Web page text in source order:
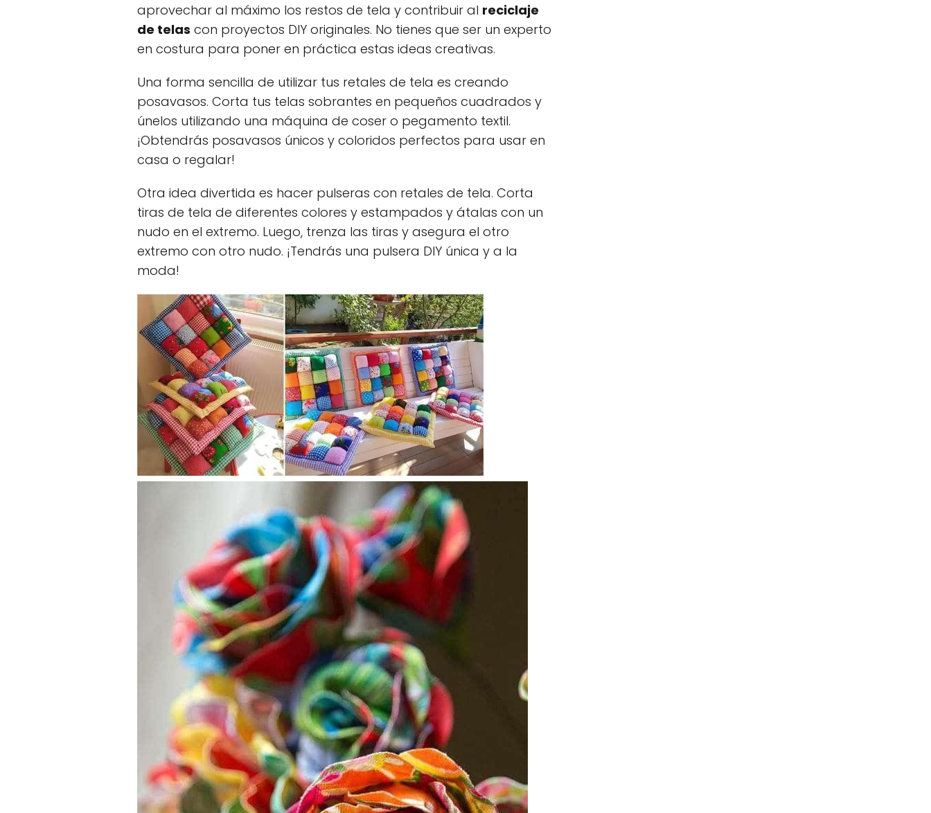
aprovechar al máximo los restos de tela y contribuir al reciclaje
de telas con proyectos DIY originales. No tienes que ser un experto
en costura para poner en práctica estas ideas creativas.
Una forma sencilla de utilizar tus retales de tela es creando
posavasos. Corta tus telas sobrantes en pequeños cuadrados y
únelos utilizando una máquina de coser o pegamento textil.
¡Obtendrás posavasos únicos y coloridos perfectos para usar en
casa o regalar!
Otra idea divertida es hacer pulseras con retales de tela. Corta
tiras de tela de diferentes colores y estampados y átalas con un
nudo en el extremo. Luego, trenza las tiras y asegura el otro
extremo con otro nudo. ¡Tendrás una pulsera DIY única y a la
moda!